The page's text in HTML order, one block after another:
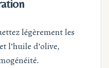
légèrement les
l’huile d’olive,